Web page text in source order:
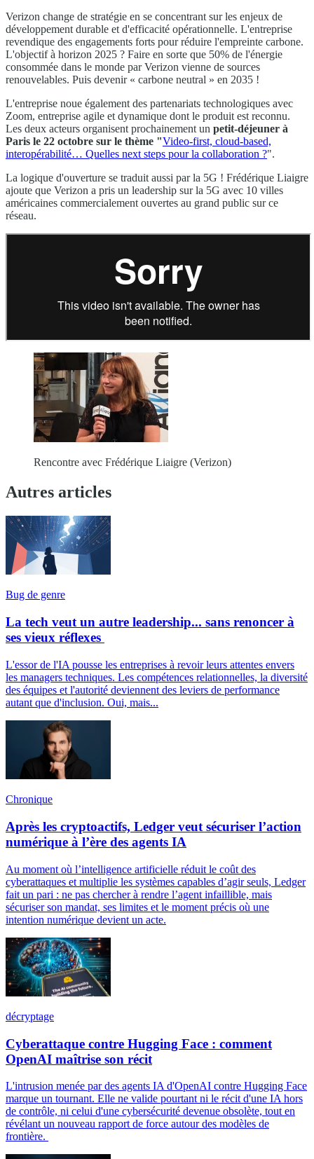
Verizon change de stratégie en se concentrant sur les enjeux de
développement durable et d'efficacité opérationnelle. L'entreprise
revendique des engagements forts pour réduire l'empreinte carbone.
L'objectif à horizon 2025 ? Faire en sorte que 50% de l'énergie
consommée dans le monde par Verizon vienne de sources
renouvelables. Puis devenir « carbone neutral » en 2035 !
L'entreprise noue également des partenariats technologiques avec
Zoom, entreprise agile et dynamique dont le produit est reconnu.
Les deux acteurs organisent prochainement un petit-déjeuner à
Paris le 22 octobre sur le thème "Video-first, cloud-based,
interopérabilité… Quelles next steps pour la collaboration ?".
La logique d'ouverture se traduit aussi par la 5G ! Frédérique Liaigre
ajoute que Verizon a pris un leadership sur la 5G avec 10 villes
américaines commercialement ouvertes au grand public sur ce
réseau.
Rencontre avec Frédérique Liaigre (Verizon)
Autres articles
Bug de genre
La tech veut un autre leadership... sans renoncer à
ses vieux réflexes
L'essor de l'IA pousse les entreprises à revoir leurs attentes envers
les managers techniques. Les compétences relationnelles, la diversité
des équipes et l'autorité deviennent des leviers de performance
autant que d'inclusion. Oui, mais...
Chronique
Après les cryptoactifs, Ledger veut sécuriser l’action
numérique à l’ère des agents IA
Au moment où l’intelligence artificielle réduit le coût des
cyberattaques et multiplie les systèmes capables d’agir seuls, Ledger
fait un pari : ne pas chercher à rendre l’agent infaillible, mais
sécuriser son mandat, ses limites et le moment précis où une
intention numérique devient un acte.
décryptage
Cyberattaque contre Hugging Face : comment
OpenAI maîtrise son récit
L'intrusion menée par des agents IA d'OpenAI contre Hugging Face
marque un tournant. Elle ne valide pourtant ni le récit d'une IA hors
de contrôle, ni celui d'une cybersécurité devenue obsolète, tout en
révélant un nouveau rapport de force autour des modèles de
frontière.